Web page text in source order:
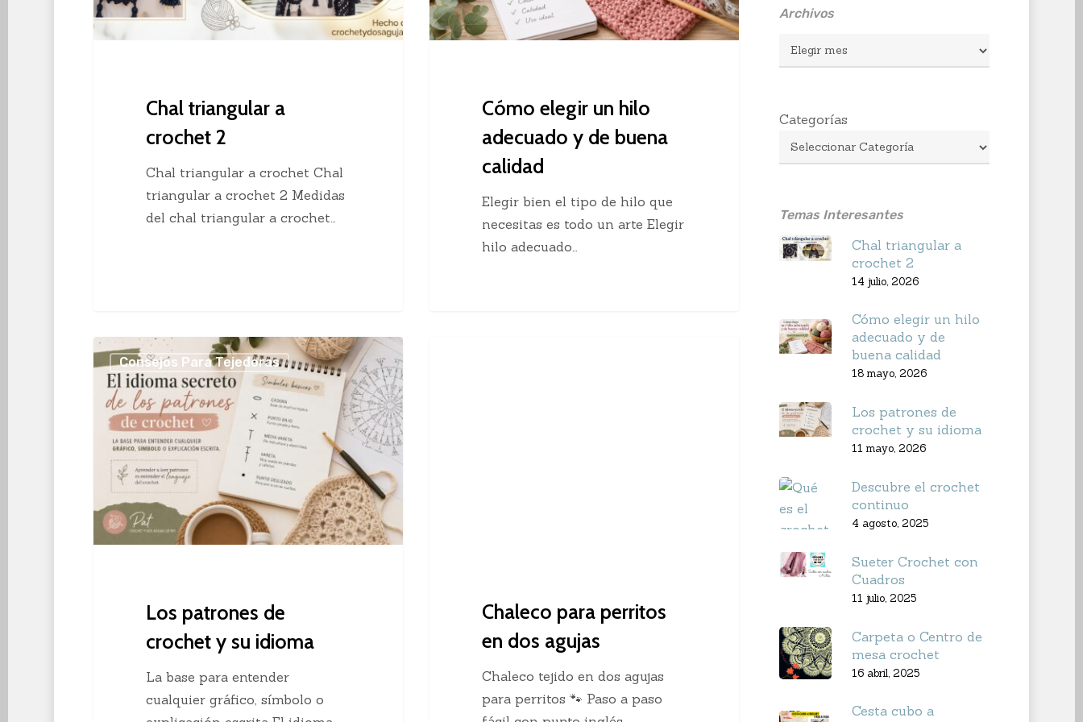
Chal triangular a
crochet 2
Chal triangular a crochet Chal
triangular a crochet 2 Medidas
del chal triangular a crochet…
calidad
Cómo elegir un hilo
adecuado y de buena
calidad
Elegir bien el tipo de hilo que
necesitas es todo un arte Elegir
hilo adecuado…
Los
patrones
de
crochet
idioma
Consejos Para Tejedoras
Los patrones de
crochet y su idioma
La base para entender
cualquier gráfico, símbolo o
Chaleco para perritos
en dos agujas
Chaleco tejido en dos agujas
para perritos 🐾 Paso a paso
Archivos
Archivos
Categorías
Temas Interesantes
Chal triangular a
crochet 2
14 julio, 2026
Cómo elegir un hilo
adecuado y de
buena calidad
18 mayo, 2026
Los patrones de
crochet y su idioma
11 mayo, 2026
Descubre el crochet
continuo
4 agosto, 2025
Sueter Crochet con
Cuadros
11 julio, 2025
Carpeta o Centro de
mesa crochet
16 abril, 2025
Cesta cubo a